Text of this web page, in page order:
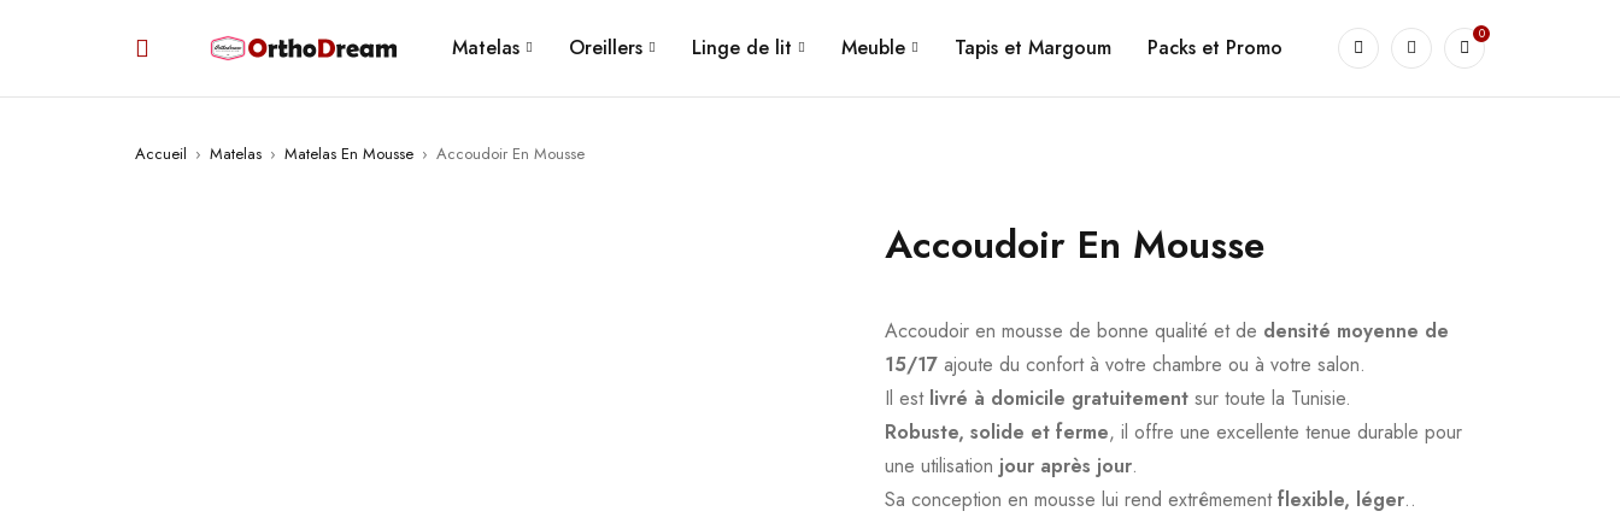
Matelas Oreillers Linge de lit Meuble Tapis et Margoum Packs et Promo
0
Accueil › Matelas › Matelas En Mousse › Accoudoir En Mousse
Accoudoir En Mousse
Accoudoir en mousse de bonne qualité et de densité moyenne de
15/17 ajoute du confort à votre chambre ou à votre salon.
Il est livré à domicile gratuitement sur toute la Tunisie.
Robuste, solide et ferme, il offre une excellente tenue durable pour
une utilisation jour après jour.
Sa conception en mousse lui rend extrêmementflexible, léger..